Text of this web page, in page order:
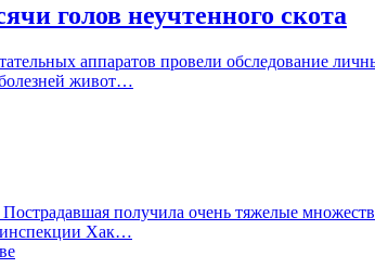
голов неучтенного скота
аппаратов провели обследование
болезней живот…
получила очень тяжелые
Хак…